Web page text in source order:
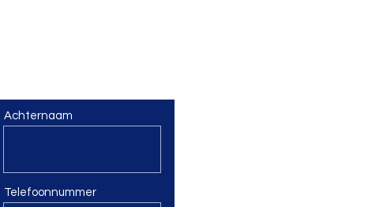
Achternaam
Telefoonnummer